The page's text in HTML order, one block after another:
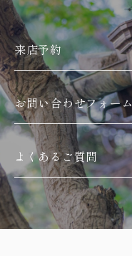
来店予約
お問い合わせフォーム
よくあるご質問